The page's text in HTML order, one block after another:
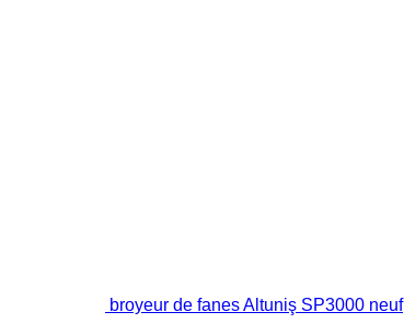
broyeur de fanes Altuniş SP3000 neuf